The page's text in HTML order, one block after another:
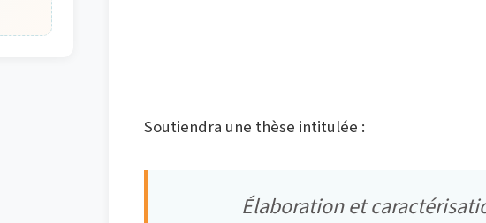
Soutiendra une thèse intitulée :
Élaboration et